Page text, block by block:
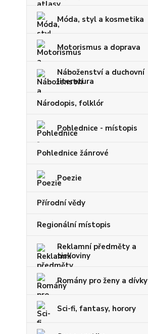
Móda, styl a kosmetika
Motorismus a doprava
Náboženství a duchovní
literatura
Národopis, folklór
Pohlednice - místopis
Pohlednice žánrové
Poezie
Přírodní vědy
Regionální místopis
Reklamní předměty a
tiskoviny
Romány pro ženy a dívky
Sci-fi, fantasy, horory